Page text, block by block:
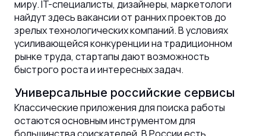
миру. IT-специалисты, дизайнеры, маркетологи
найдут здесь вакансии от ранних проектов до
зрелых технологических компаний. В условиях
усиливающейся конкуренции на традиционном
рынке труда, стартапы дают возможность
быстрого роста и интересных задач.
Универсальные российские сервисы
Классические приложения для поиска работы
остаются основным инструментом для
большинства соискателей. В России есть